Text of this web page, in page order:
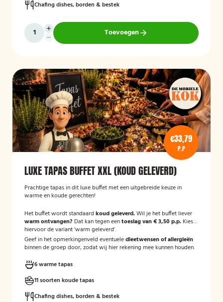
Chafing dishes, borden & bestek
Toevoegen
€33,79
P.P
LUXE TAPAS BUFFET XXL (KOUD GELEVERD)
Prachtige tapas in dit luxe buffet met een uitgebreide keuze in
warme en koude gerechten!
Het buffet wordt standaard koud geleverd.Wil je het buffet liever
warm ontvangen? Dat kan tegen eentoeslag van € 3,50 p.p. Kies
hiervoor de variant 'warm geleverd'.
Geef in het opmerkingenveld eventueledieetwensen of allergieën
binnen de groep door, zodat wij hier rekening mee kunnen houden.
6 warme tapas
11 soorten koude tapas
Chafing dishes, borden & bestek